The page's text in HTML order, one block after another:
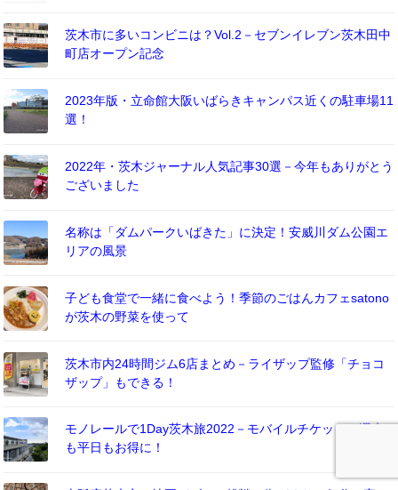
茨木市に多いコンビニは？Vol.2－セブンイレブン茨木田中
町店オープン記念
2023年版・立命館大阪いばらきキャンパス近くの駐車場11
選！
2022年・茨木ジャーナル人気記事30選－今年もありがとう
ございました
名称は「ダムパークいばきた」に決定！安威川ダム公園エ
リアの風景
子ども食堂で一緒に食べよう！季節のごはんカフェsatono
が茨木の野菜を使って
茨木市内24時間ジム6店まとめ－ライザップ監修「チョコ
ザップ」もできる！
モノレールで1Day茨木旅2022－モバイルチケットで週末
も平日もお得に！